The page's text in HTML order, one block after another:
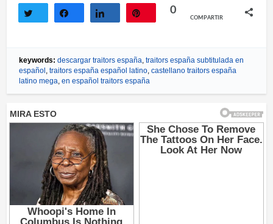
0
COMPARTIR
keywords: descargar traitors españa, traitors españa subtitulada en
español , traitors españa español latino, castellano traitors españa
latino mega, en español traitors españa